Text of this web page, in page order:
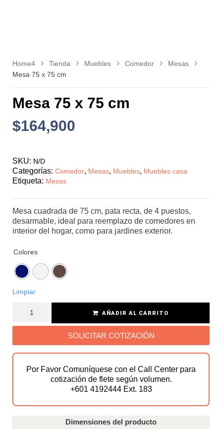
Home4 Tienda Muebles Comedor
Mesas
Mesa 75 x 75 cm
Mesa 75 x 75 cm
$164,900
SKU: N/D
Categorías: Comedor, Mesas, Muebles, Muebles casa
Etiqueta: Mesas
Mesa cuadrada de 75 cm, pata recta, de 4 puestos,
desarmable, ideal para reemplazo de comedores en
interior del hogar, como para jardines exterior.
Colores
Limpiar
AÑADIR AL CARRITO
SOLICITAR COTIZACIÓN
Por Favor Comuníquese con el Call Center para
cotización de flete según volumen.
+601 4192444 Ext. 183
Dimensiones del producto